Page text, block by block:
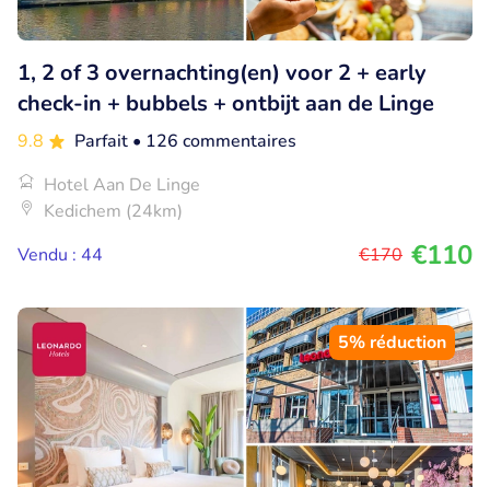
1, 2 of 3 overnachting(en) voor 2 + early
check-in + bubbels + ontbijt aan de Linge
9.8 Parfait • 126 commentaires
Hotel Aan De Linge
Kedichem (24km)
Vendu : 44
€170 €110
5% réduction